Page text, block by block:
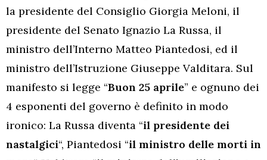
la presidente del Consiglio Giorgia Meloni, il
presidente del Senato Ignazio La Russa, il
ministro dell’Interno Matteo Piantedosi, ed il
ministro dell’Istruzione Giuseppe Valditara. Sul
manifesto si legge “Buon 25 aprile” e ognuno dei
4 esponenti del governo è definito in modo
ironico: La Russa diventa “il presidente dei
nastalgici“, Piantedosi “il ministro delle morti in